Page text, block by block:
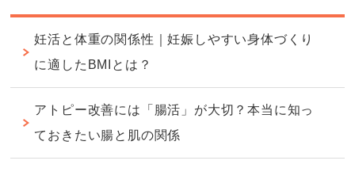
妊活と体重の関係性｜妊娠しやすい身体づくり
に適したBMIとは？
アトピー改善には「腸活」が大切？本当に知っ
ておきたい腸と肌の関係